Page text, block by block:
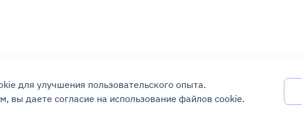
для улучшения пользовательского опыта.
вы даете согласие на использование файлов cookie.